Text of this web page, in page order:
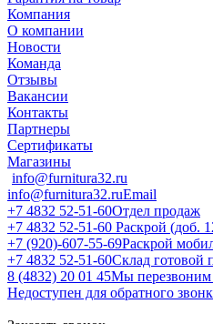
Компания
О компании
Новости
Команда
Отзывы
Вакансии
Контакты
Партнеры
Сертификаты
Магазины
info@furnitura32.ru
info@furnitura32.ruEmail
+7 4832 52-51-60Отдел продаж
+7 4832 52-51-60 Раскрой (доб.
+7 (920)-607-55-69Раскрой
+7 4832 52-51-60Склад готовой
8 (4832) 20 01 45Мы перезвоним
Недоступен для обратного